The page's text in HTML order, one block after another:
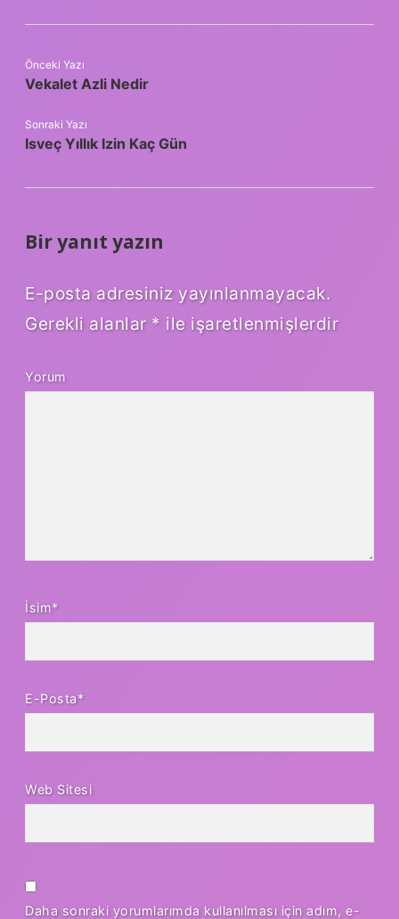
Önceki Yazı
Vekalet Azli Nedir
Sonraki Yazı
Isveç Yıllık Izin Kaç Gün
Bir yanıt yazın
E-posta adresiniz yayınlanmayacak.
Gerekli alanlar * ile işaretlenmişlerdir
Yorum
İsim*
E-Posta*
Web Sitesi
Daha sonraki yorumlarımda kullanılması için adım, e-